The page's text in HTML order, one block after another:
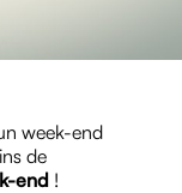
week-end
de
end !